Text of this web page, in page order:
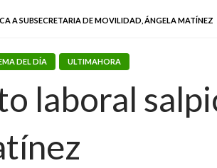
A SUBSECRETARIA DE MOVILIDAD, ÁNGELA MATÍNEZ
DEL DÍA ULTIMAHORA
laboral